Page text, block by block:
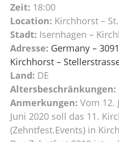
Zeit: 18:00
Location: Kirchhorst –
Stadt: Isernhagen –
Adresse: Germany –
Kirchhorst –
Land: DE
Altersbeschränkungen:
Anmerkungen: Vom 12.
Juni 2020 soll das 11.
(Zehntfest.Events) in